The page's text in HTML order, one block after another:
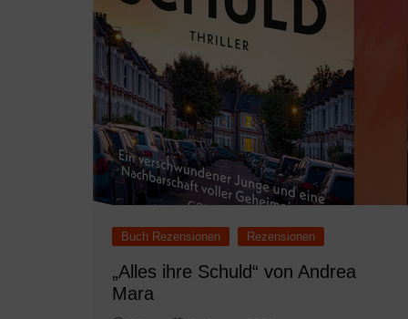
Buch Rezensionen Rezensionen
„Alles ihre Schuld“ von Andrea
Mara